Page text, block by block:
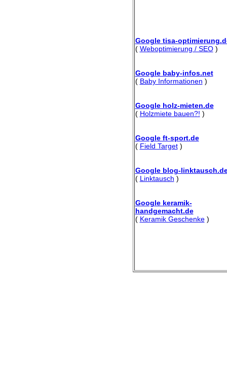
Google tisa-
( Weboptimierung / SEO)
Google baby-infos.net
( Baby Informationen )
Google holz-mieten.de
( Holzmiete bauen?! )
Google ft-sport.de
( Field Target)
Google blog-
( Linktausch )
Google keramik-
handgemacht.de
( Keramik Geschenke)